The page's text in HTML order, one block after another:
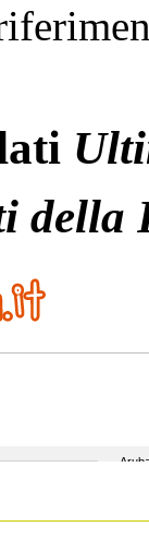
della